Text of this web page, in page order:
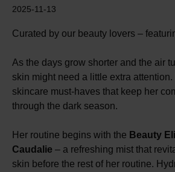
2025-11-13
Curated by our beauty lovers –
As the days grow shorter and the air
skin might need a little extra attention.
skincare must-haves that keep her
through the dark season.
Her routine begins with the Beauty
Caudalie – a refreshing mist that
skin before the rest of her routine.